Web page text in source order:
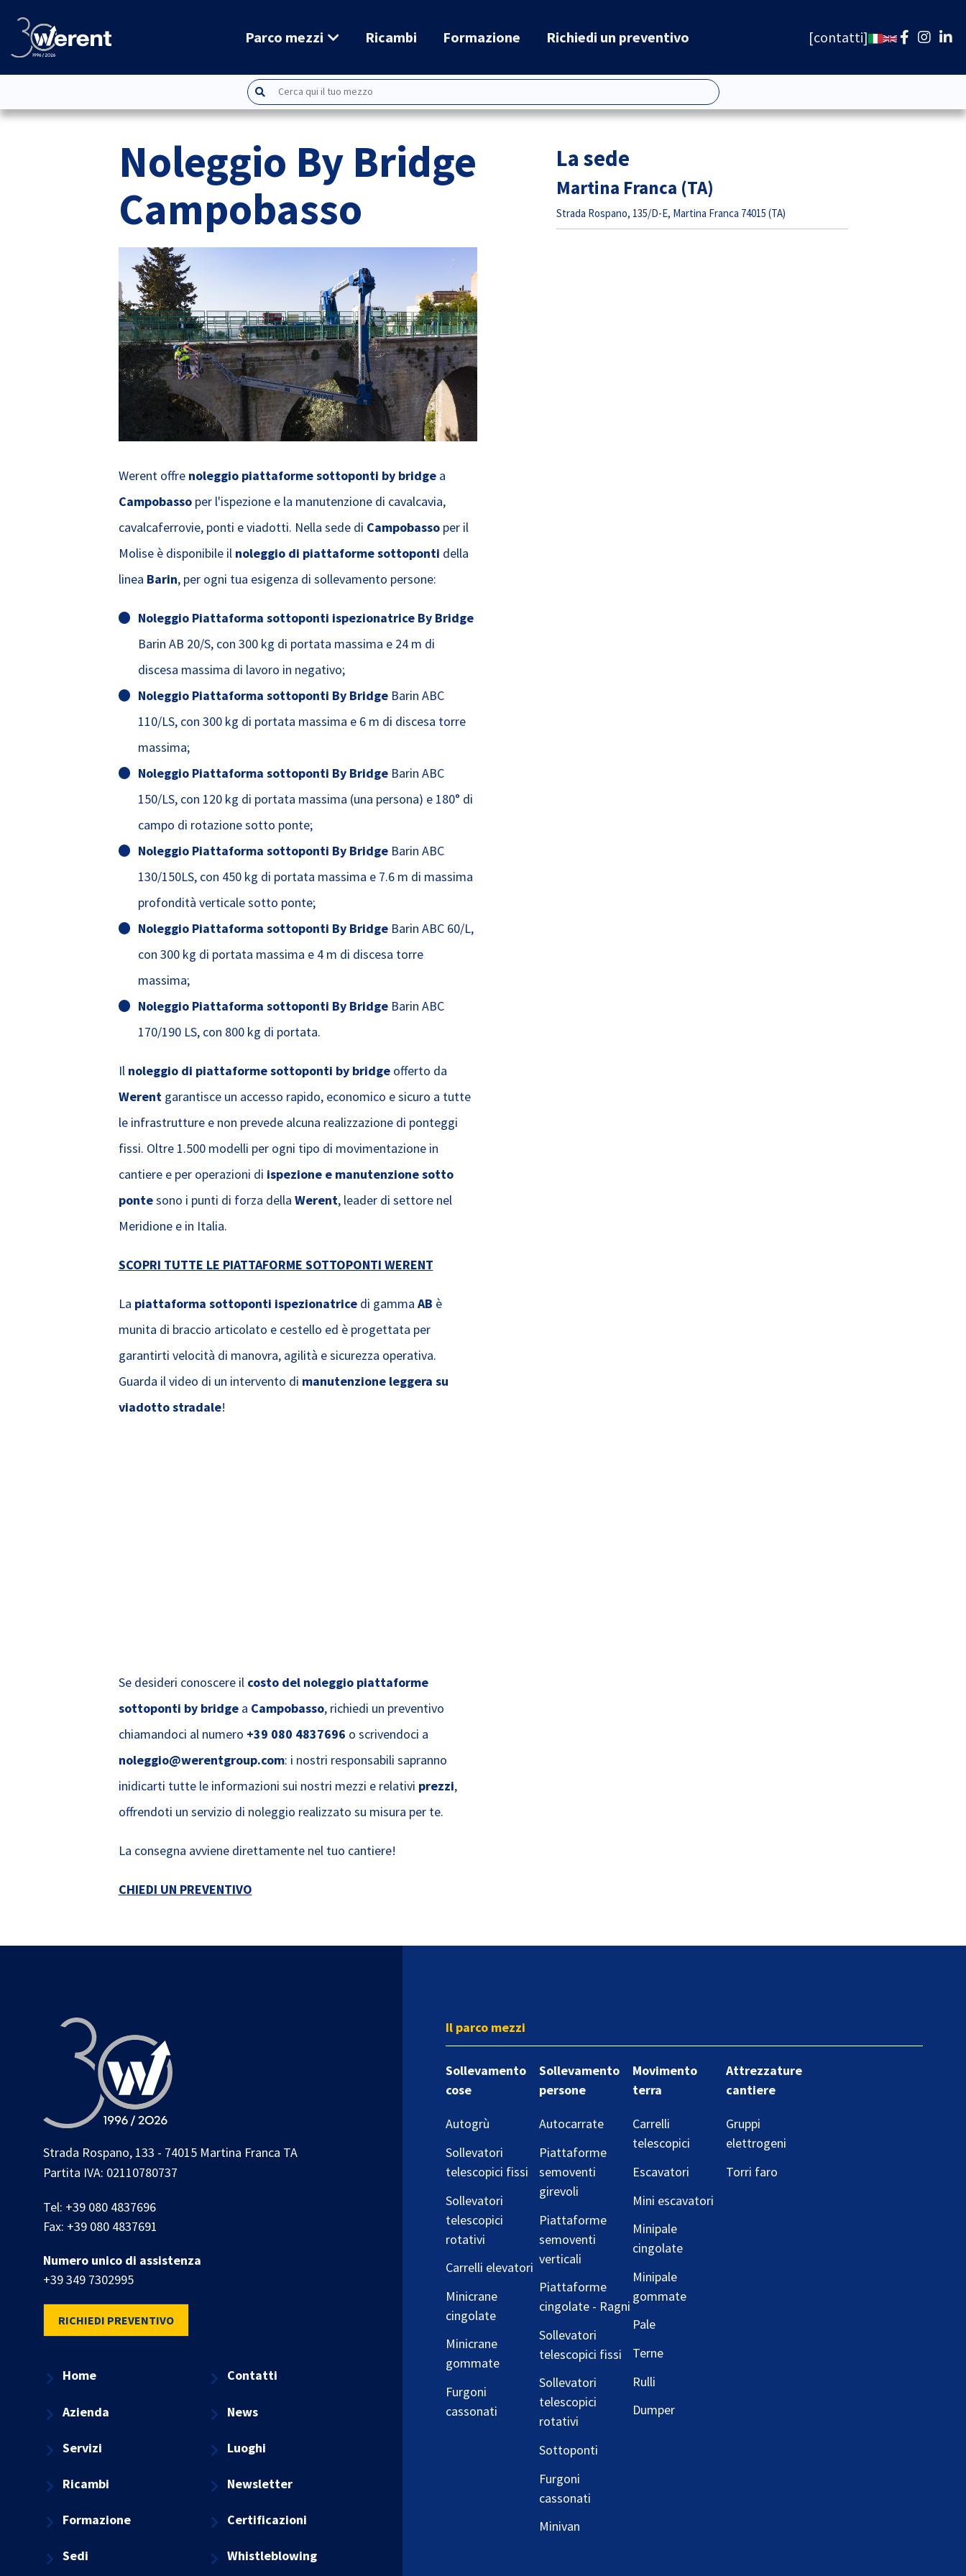
Parco mezzi Ricambi Formazione Richiedi un preventivo contatti
Noleggio By Bridge
Campobasso
Werent offre noleggio piattaforme sottoponti by bridgea
Campobasso per l'ispezione e la manutenzione di cavalcavia,
cavalcaferrovie, ponti e viadotti. Nella sede di Campobasso per il
Molise è disponibile il noleggio di piattaforme sottoponti della
linea Barin, per ogni tua esigenza di sollevamento persone:
Noleggio Piattaforma sottoponti ispezionatrice By Bridge
Barin AB 20/S, con 300 kg di portata massima e 24 m di
discesa massima di lavoro in negativo;
Noleggio Piattaforma sottoponti By BridgeBarin ABC
110/LS, con 300 kg di portata massima e 6 m di discesa torre
massima;
Noleggio Piattaforma sottoponti By BridgeBarin ABC
150/LS, con 120 kg di portata massima (una persona) e 180° di
campo di rotazione sotto ponte;
Noleggio Piattaforma sottoponti By BridgeBarin ABC
130/150LS, con 450 kg di portata massima e 7.6 m di massima
profondità verticale sotto ponte;
Noleggio Piattaforma sottoponti By BridgeBarin ABC 60/L,
con 300 kg di portata massima e 4 m di discesa torre
massima;
Noleggio Piattaforma sottoponti By BridgeBarin ABC
170/190 LS, con 800 kg di portata.
Il noleggio di piattaforme sottoponti by bridgeofferto da
Werentgarantisce un accesso rapido, economico e sicuro a tutte
le infrastrutture e non prevede alcuna realizzazione di ponteggi
fissi. Oltre 1.500 modelli per ogni tipo di movimentazione in
cantiere e per operazioni di ispezione e manutenzione sotto
pontesono i punti di forza della Werent, leader di settore nel
Meridione e in Italia.
SCOPRI TUTTE LE PIATTAFORME SOTTOPONTI WERENT
La piattaforma sottoponti ispezionatricedi gamma AB è
munita di braccio articolato e cestello ed è progettata per
garantirti velocità di manovra, agilità e sicurezza operativa.
Guarda il video di un intervento di manutenzione leggera su
viadotto stradale!
Se desideri conoscere il costo del noleggio piattaforme
sottoponti by bridgea Campobasso, richiedi un preventivo
chiamandoci al numero +39 080 4837696 o scrivendoci a
noleggio@werentgroup.com: i nostri responsabili sapranno
inidicarti tutte le informazioni sui nostri mezzi e relativi prezzi,
offrendoti un servizio di noleggio realizzato su misura per te.
La consegna avviene direttamente nel tuo cantiere!
CHIEDI UN PREVENTIVO
La sede
Martina Franca (TA)
Strada Rospano, 135/D-E, Martina Franca 74015 (TA)
Strada Rospano, 133 - 74015 Martina Franca TA
Partita IVA: 02110780737
Tel: +39 080 4837696
Fax: +39 080 4837691
Numero unico di assistenza
+39 349 7302995
RICHIEDI PREVENTIVO
Home
Azienda
Servizi
Ricambi
Formazione
Sedi
Contatti
News
Luoghi
Newsletter
Certificazioni
Whistleblowing
Il parco mezzi
Sollevamento
cose
Autogrù
Sollevatori
telescopici fissi
Sollevatori
telescopici
rotativi
Carrelli elevatori
Minicrane
cingolate
Minicrane
gommate
Furgoni
cassonati
Sollevamento
persone
Autocarrate
Piattaforme
semoventi
girevoli
Piattaforme
semoventi
verticali
Piattaforme
cingolate - Ragni
Sollevatori
telescopici fissi
Sollevatori
telescopici
rotativi
Sottoponti
Furgoni
cassonati
Minivan
Movimento
terra
Carrelli
telescopici
Escavatori
Mini escavatori
Minipale
cingolate
Minipale
gommate
Pale
Terne
Rulli
Dumper
Attrezzature
cantiere
Gruppi
elettrogeni
Torri faro